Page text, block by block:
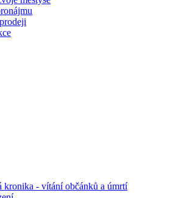
kronika - vítání občánků a úmrtí